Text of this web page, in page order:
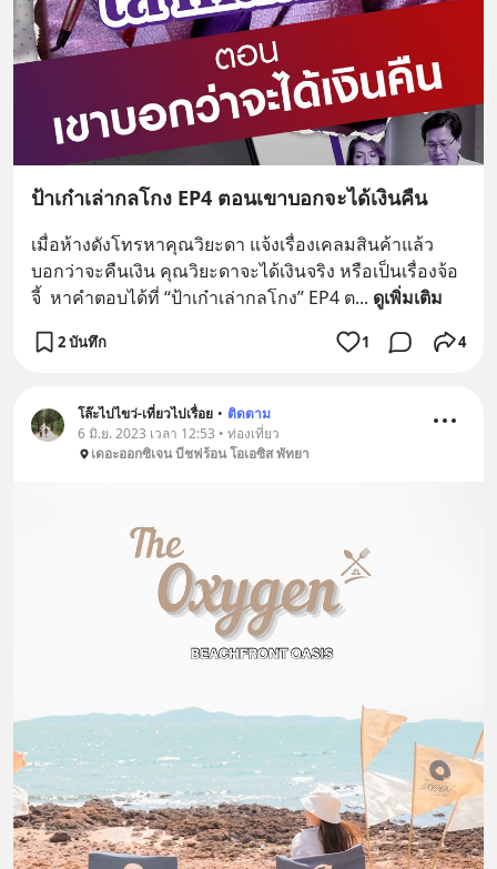
ป้าเก๋าเล่ากลโกง EP4 ตอนเขาบอกจะได้เงินคืน
เมื่อห้างดังโทรหาคุณวิยะดา แจ้งเรื่องเคลมสินค้าแล้ว
บอกว่าจะคืนเงิน คุณวิยะดาจะได้เงินจริง หรือเป็นเรื่องจ้อ
จี้  หาคำตอบได้ที่ “ป้าเก๋าเล่ากลโกง” EP4 ต... ดูเพิ่มเติม
2 บันทึก 1 4
โล๊ะไปไขว่-เที่ยวไปเรื่อย • ติดตาม
6 มิ.ย. 2023 เวลา 12:53 • ท่องเที่ยว
เดอะออกซิเจน บีชฟร้อน โอเอซิส พัทยา